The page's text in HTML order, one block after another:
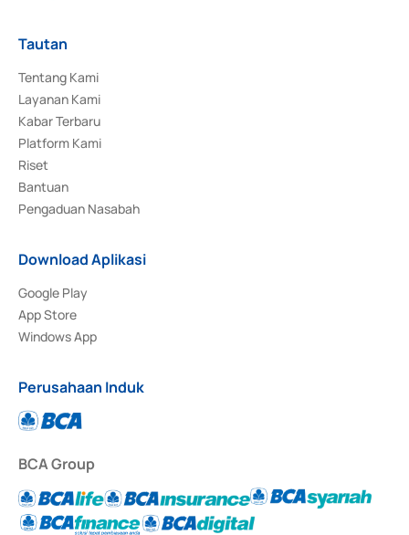
Tautan
Tentang Kami
Layanan Kami
Kabar Terbaru
Platform Kami
Riset
Bantuan
Pengaduan Nasabah
Download Aplikasi
Google Play
App Store
Windows App
Perusahaan Induk
BCA Group